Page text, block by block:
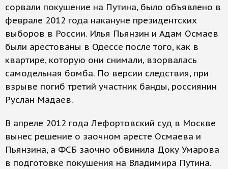
сорвали покушение на Путина, было объявлено в
феврале 2012 года накануне президентских
выборов в России. Илья Пьянзин и Адам Осмаев
были арестованы в Одессе после того, как в
квартире, которую они снимали, взорвалась
самодельная бомба. По версии следствия, при
взрыве погиб третий участник банды, россиянин
Руслан Мадаев.
В апреле 2012 года Лефортовский суд в Москве
вынес решение о заочном аресте Осмаева и
Пьянзина, а ФСБ заочно обвинила Доку Умарова
в подготовке покушения на Владимира Путина.